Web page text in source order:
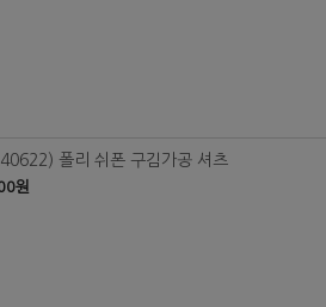
폴리 쉬폰 구김가공 셔츠
원